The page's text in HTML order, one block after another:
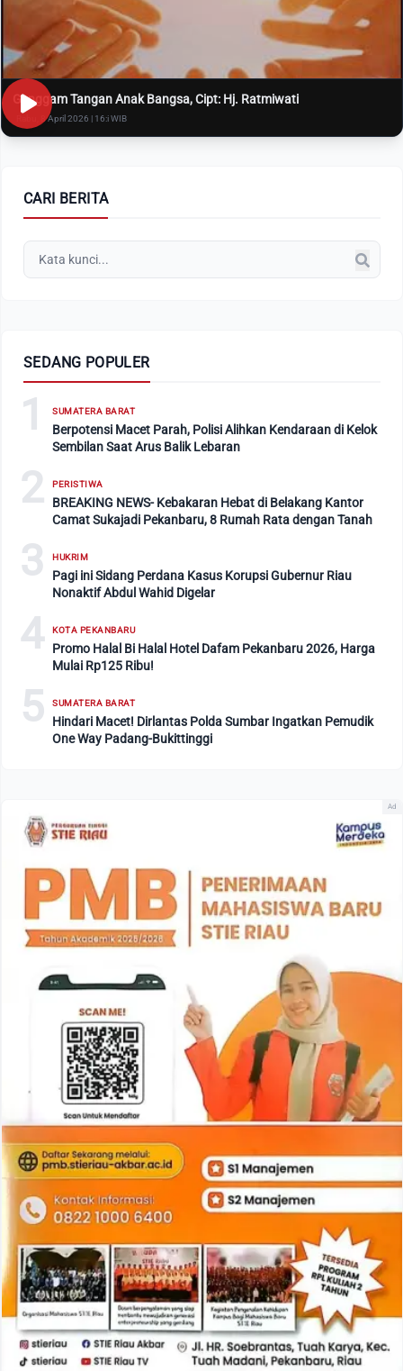
Genggam Tangan Anak Bangsa, Cipt: Hj. Ratmiwati
Rabu, 8 April 2026 | 16:i WIB
CARI BERITA
SEDANG POPULER
1 SUMATERA BARAT
Berpotensi Macet Parah, Polisi Alihkan Kendaraan di Kelok
Sembilan Saat Arus Balik Lebaran
2 PERISTIWA
BREAKING NEWS- Kebakaran Hebat di Belakang Kantor
Camat Sukajadi Pekanbaru, 8 Rumah Rata dengan Tanah
3 HUKRIM
Pagi ini Sidang Perdana Kasus Korupsi Gubernur Riau
Nonaktif Abdul Wahid Digelar
4 KOTA PEKANBARU
Promo Halal Bi Halal Hotel Dafam Pekanbaru 2026, Harga
Mulai Rp125 Ribu!
5 SUMATERA BARAT
Hindari Macet! Dirlantas Polda Sumbar Ingatkan Pemudik
One Way Padang-Bukittinggi
Ad